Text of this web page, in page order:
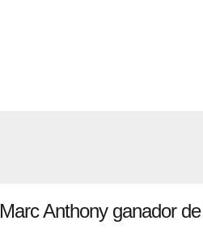
Anthony ganador